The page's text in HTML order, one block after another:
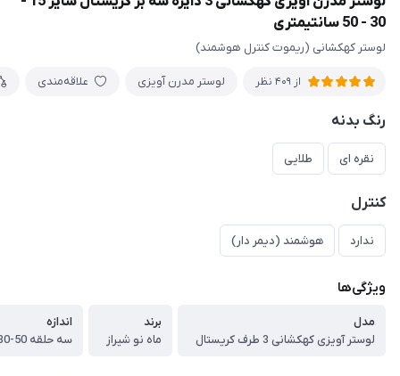
30 - 50 سانتیمتری
لوستر کهکشانی (ریموت کنترل هوشمند)
از 409 نظر لوستر مدرن آویزی علاقه‌مندی
رنگ بدنه
نقره ای طلایی
کنترل
ندارد هوشمند (دیمر دار)
ویژگی‌ها
مدل
لوستر آویزی کهکشانی 3 طرف کریستال
برند
ماه نو شیراز
اندازه
سه حلقه 50-30-15 سانتیمتر